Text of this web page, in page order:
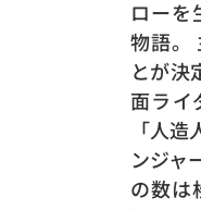
ローを
物語。
とが決
面ライ
「人
ンジャ
の数は